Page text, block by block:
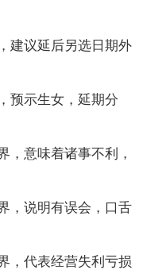
建议延后另选日期外
预示生女，延期分
，意味着诸事不利，
，说明有误会，口舌
，代表经营失利亏损